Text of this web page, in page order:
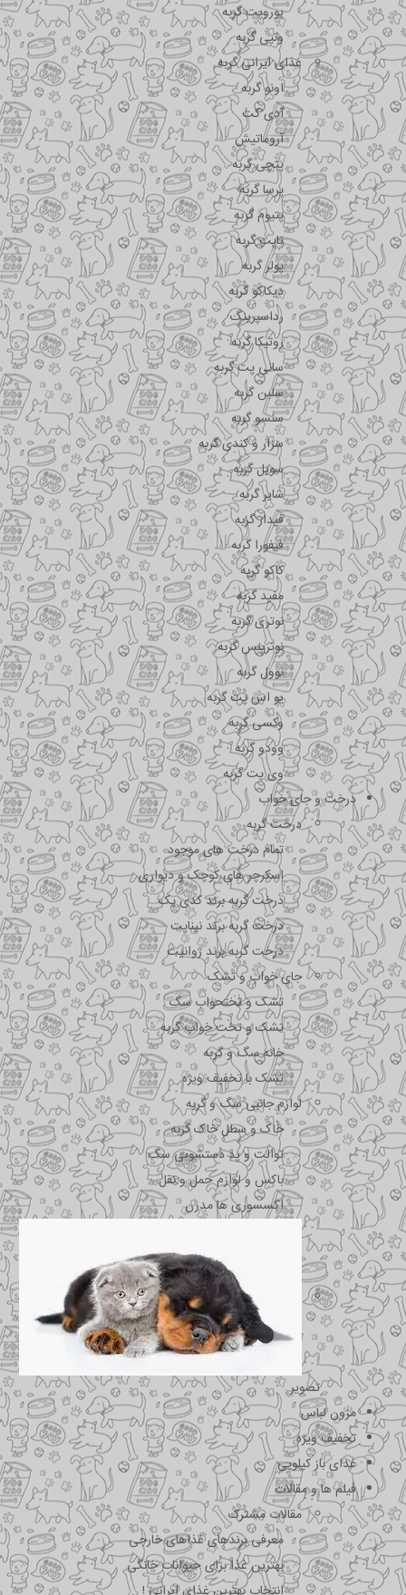
یوروپت گربه
ونپی گربه
غذای ایرانی گربه
اونو گربه
آدی کت
آروماتیش
پتچی گربه
پرسا گربه
پتیوم گربه
تاپت گربه
پولر گربه
دیکاکو گربه
رداسپرینگ
روتیکا گربه
سانی پت گربه
سلبن گربه
سنسو گربه
سزار و کندی گربه
سویل گربه
شایر گربه
فیدار گربه
فیفورا گربه
کاکو گربه
مفید گربه
نوتری گربه
نوترینس گربه
نوول گربه
یو اس پت گربه
وکسی گربه
وودو گربه
وی پت گربه
درخت و جای خواب
درخت گربه
تمام درخت های موجود
اسکرچر های کوچک و دیواری
درخت گربه برند کدی پک
درخت گربه برند نیناپت
درخت گربه برند ژوانیت
جای خواب و تشک
تشک و تختحواب سگ
تشک و تخت خواب گربه
خانه سگ و گربه
تشک با تخفیف ویژه
لوازم جانبی سگ و گربه
خاک و سطل خاک گربه
توالت و پد دستشویی سگ
باکس و لوازم حمل و نقل
اکسسوری ها مدرن
تصویر
مزون لباس
تخفیف ویژه
غذای باز کیلویی
فیلم ها و مقالات
مقالات مشترک
معرفی برندهای غذاهای خارجی
بهترین غذا برای حیوانات خانگی